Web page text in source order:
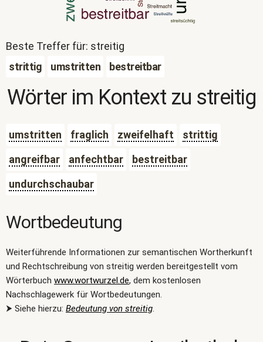
Beste Treffer für: streitig
strittig
umstritten bestreitbar
Wörter im Kontext zu streitig
umstritten fraglich zweifelhaft
strittig
angreifbar
anfechtbar
bestreitbar
undurchschaubar
Wortbedeutung
Weiterführende Informationen zur semantischen Wortherkunft
und Rechtschreibung von streitig werden bereitgestellt vom
Wörterbuch www.wortwurzel.de, dem kostenlosen
Nachschlagewerk für Wortbedeutungen.
⮞ Siehe hierzu: Bedeutung von streitig.